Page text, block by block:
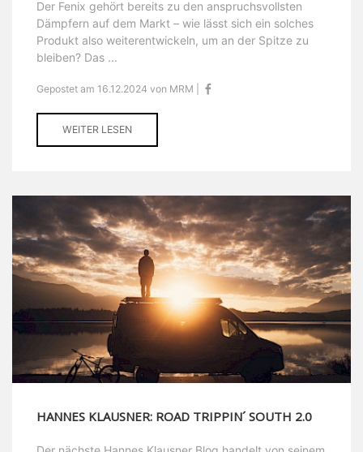
Der Fenix gehört bereits zu den anspruchsvollsten
Dämpfern auf dem Markt – wie lässt sich ein solches
Produkt also weiterentwickeln, um an der Spitze zu
bleiben? Das ...
Gepostet am 16.12.2024 von MRM |
WEITER LESEN
HANNES KLAUSNER: ROAD TRIPPIN´ SOUTH 2.0